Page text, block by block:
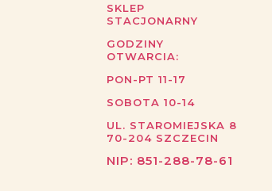
SKLEP
STACJONARNY
GODZINY
OTWARCIA:
PON-PT 11-17
SOBOTA 10-14
UL. STAROMIEJSKA 8
70-204 SZCZECIN
NIP: 851-288-78-61